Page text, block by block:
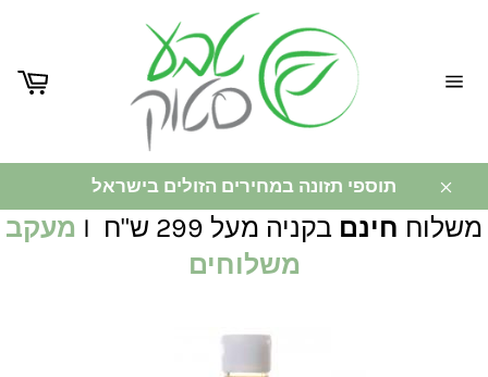
תוספי תזונה במחירים הזולים בישראל
משלוח חינם בקניה מעל 299 ש"ח I
מעקב
משלוחים